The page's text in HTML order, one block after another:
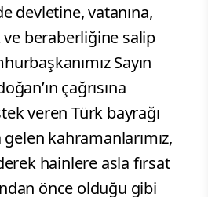
devletine, vatanına,
ve beraberliğine salip
Sayın
çağrısına
veren Türk bayrağı
kahramanlarımız,
hainlere asla fırsat
önce olduğu gibi